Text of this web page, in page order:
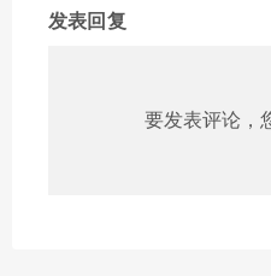
发表回复
要发表评论，